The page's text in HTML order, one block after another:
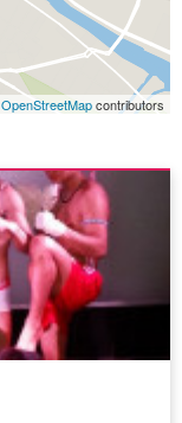
OpenStreetMapcontributors